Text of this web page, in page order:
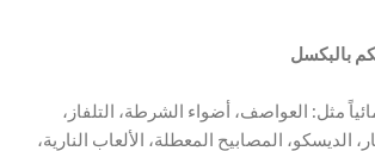
سينمائياً مثل: العواصف، أضواء الشرطة، التلفاز،
الديسكو، المصابيح المعطلة، الألعاب النارية،